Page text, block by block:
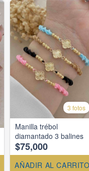
3 fotos
Manilla trébol
diamantado 3 balines
$75,000
AÑADIR AL CARRITO